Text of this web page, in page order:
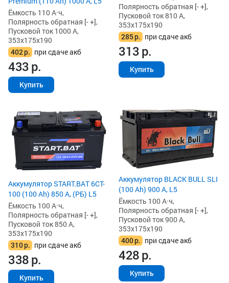
Ёмкость 110 А·ч,
Полярность обратная [- +],
Пусковой ток 1000 А,
353x175x190
402р. при сдаче акб
433р.
Купить
Полярность обратная [- +],
Пусковой ток 810 А,
353x175x190
285р. при сдаче акб
313р.
Купить
Аккумулятор START.BAT 6CT-
100 (100 Ah) 850 А, (РБ) L5
Ёмкость 100 А·ч,
Полярность обратная [- +],
Пусковой ток 850 А,
353x175x190
310р. при сдаче акб
338р.
Купить
Аккумулятор BLACK BULL SLI
(100 Ah) 900 А, L5
Ёмкость 100 А·ч,
Полярность обратная [- +],
Пусковой ток 900 А,
353x175x190
400р. при сдаче акб
428р.
Купить